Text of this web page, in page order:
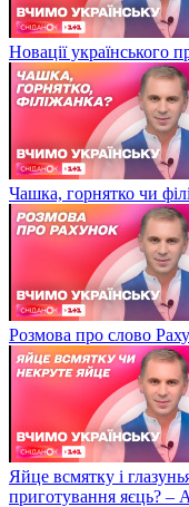
Новації українського
Чашка, горнятко чи
Розмова про слово
Яйце всмятку і
приготування яєць? –